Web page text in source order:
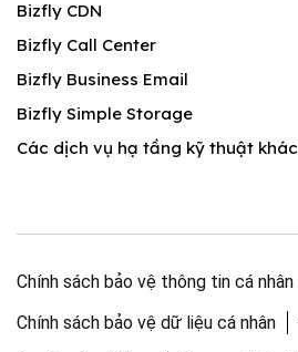
Bizfly CDN
Bizfly Call Center
Bizfly Business Email
Bizfly Simple Storage
Các dịch vụ hạ tầng kỹ thuật khác
Chính sách bảo vệ thông tin cá nhân
Chính sách bảo vệ dữ liệu cá nhân